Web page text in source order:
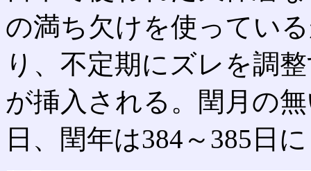
の満ち欠けを使ってい
り、不定期にズレを調
が挿入される。閏月の
日、閏年は384～385日